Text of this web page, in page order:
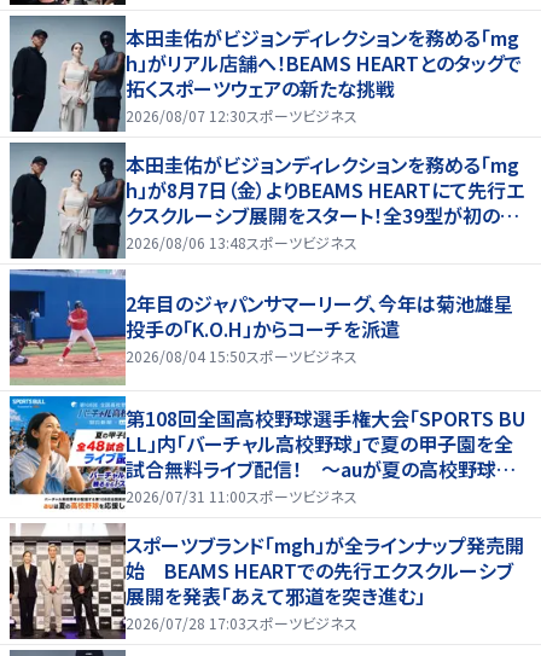
本田圭佑がビジョンディレクションを務める「mg
h」がリアル店舗へ！BEAMS HEARTとのタッグで
拓くスポーツウェアの新たな挑戦
2026/08/07 12:30スポーツビジネス
本田圭佑がビジョンディレクションを務める「mg
h」が8月7日（金）よりBEAMS HEARTにて先行エ
クスクルーシブ展開をスタート！全39型が初の実
店舗へ、新宿POP UPやトークショーも！
2026/08/06 13:48スポーツビジネス
2年目のジャパンサマーリーグ、今年は菊池雄星
投手の「K.O.H」からコーチを派遣
2026/08/04 15:50スポーツビジネス
第108回全国高校野球選手権大会「SPORTS BU
LL」内「バーチャル高校野球」で夏の甲子園を全
試合無料ライブ配信！ ～auが夏の高校野球を
応援！夏を盛り上げるライブ配信番組 「応援甲子
2026/07/31 11:00スポーツビジネス
スポーツブランド「mgh」が全ラインナップ発売開
始 BEAMS HEARTでの先行エクスクルーシブ
展開を発表「あえて邪道を突き進む」
2026/07/28 17:03スポーツビジネス